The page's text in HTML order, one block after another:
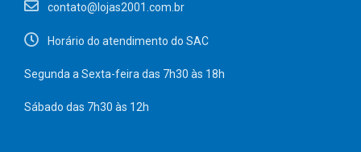
contato@lojas2001.com.br
Horário do atendimento do SAC
Segunda a Sexta-feira das 7h30 às 18h
Sábado das 7h30 às 12h